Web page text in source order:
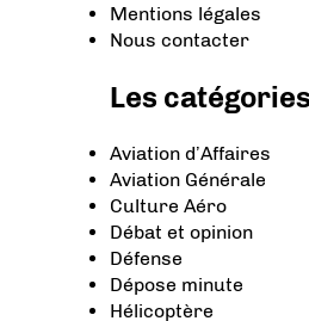
Mentions légales
Nous contacter
Les
Aviation d’Affaires
Aviation Générale
Culture Aéro
Débat et opinion
Défense
Dépose minute
Hélicoptère